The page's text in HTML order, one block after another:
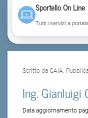
Sportello On Line
Tutti i servizi a
Scritto da GAIA.
Ing. Gianluigi
Data aggiornamento